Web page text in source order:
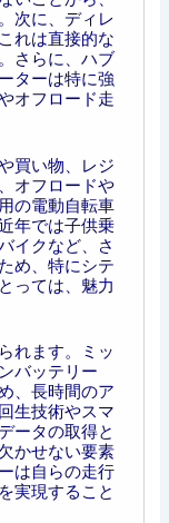
次に、ディレ
れは直接的な
さらに、ハブ
ターは特に強
オフロード走
買い物、レジ
オフロードや
の電動自転車
年では子供乗
イクなど、さ
め、特にシテ
っては、魅力
れます。ミッ
バッテリー
、長時間のア
生技術やスマ
ータの取得と
かせない要素
は自らの走行
実現すること